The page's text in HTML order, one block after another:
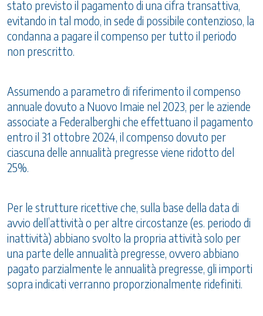
stato previsto il pagamento di una cifra transattiva,
evitando in tal modo, in sede di possibile contenzioso, la
condanna a pagare il compenso per tutto il periodo
non prescritto.
Assumendo a parametro di riferimento il compenso
annuale dovuto a Nuovo Imaie nel 2023, per le aziende
associate a Federalberghi che effettuano il pagamento
entro il 31 ottobre 2024, il compenso dovuto per
ciascuna delle annualità pregresse viene ridotto del
25%.
Per le strutture ricettive che, sulla base della data di
avvio dell’attività o per altre circostanze (es. periodo di
inattività) abbiano svolto la propria attività solo per
una parte delle annualità pregresse, ovvero abbiano
pagato parzialmente le annualità pregresse, gli importi
sopra indicati verranno proporzionalmente ridefiniti.